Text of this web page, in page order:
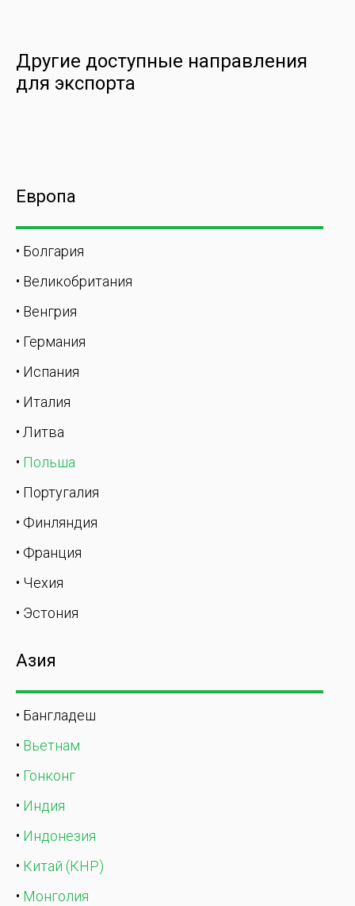
Другие доступные направления
для экспорта
Европа
• Болгария
• Великобритания
• Венгрия
• Германия
• Испания
• Италия
• Литва
• Польша
• Португалия
• Финляндия
• Франция
• Чехия
• Эстония
Азия
• Бангладеш
• Вьетнам
• Гонконг
• Индия
• Индонезия
• Китай (КНР)
• Монголия